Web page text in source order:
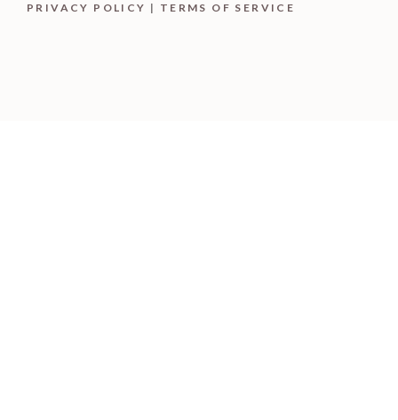
PRIVACY POLICY | TERMS OF SERVICE